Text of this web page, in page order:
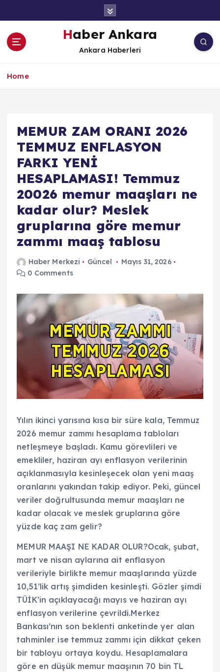
Haber Ankara
Ankara Haberleri
Home
MEMUR ZAM ORANI 2026
TEMMUZ ENFLASYON
FARKI YENİ
HESAPLAMASI! Temmuz
20026 memur maaşları ne
kadar olur? Meslek
gruplarına göre memur
zammı maaş tablosu
Haber Merkezi Güncel
Mayıs 31, 2026
0 Comments
Yılın ikinci yarısına kısa bir süre kala, Temmuz
2026 memur zammı hesaplama tabloları
netleşmeye başladı. Kamu görevlileri ve
emekliler, haziran ayı enflasyon verilerinin
açıklanmasıyla kesinleşecek olan yeni maaş
oranlarını yakından takip ediyor. Peki, güncel
veriler doğrultusunda memur maaşları ne
kadar olacak ve meslek gruplarına göre
yüzde kaç zam gelir?
MEMUR MAAŞI NE KADAR OLUR?Ocak, şubat,
mart ve nisan aylarına ait enflasyon
verileriyle birlikte memur maaşlarında yüzde
10,51’lik artış şimdiden kesinleşti. Gözler şimdi
TÜİK’in açıklayacağı mayıs ve haziran ayı
enflasyon verilerine çevrildi.Merkez
Bankası’nın son beklenti anketinde yer alan
tahminler ise temmuz zammı için dikkat çeken
bir tabloyu ortaya koydu. Hesaplamalara
göre en düşük memur maaşının 70 bin TL